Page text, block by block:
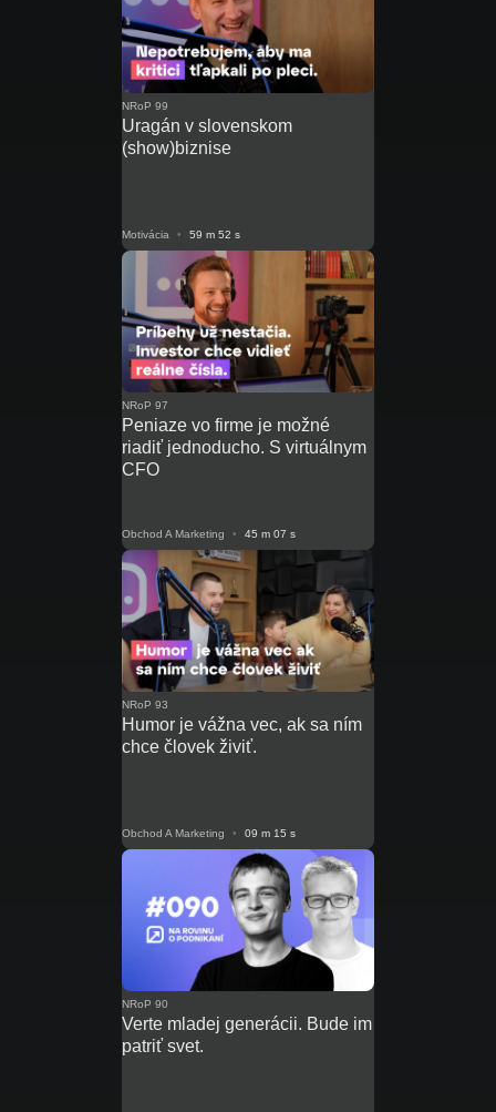
NRoP 99
Uragán v slovenskom
(show)biznise
Motivácia • 59 m 52 s
NRoP 97
Peniaze vo firme je možné
riadiť jednoducho. S virtuálnym
CFO
Obchod A Marketing • 45 m 07 s
NRoP 93
Humor je vážna vec, ak sa ním
chce človek živiť.
Obchod A Marketing • 09 m 15 s
NRoP 90
Verte mladej generácii. Bude im
patriť svet.